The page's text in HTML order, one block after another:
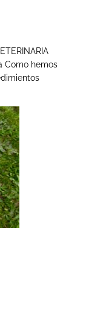
Como hemos